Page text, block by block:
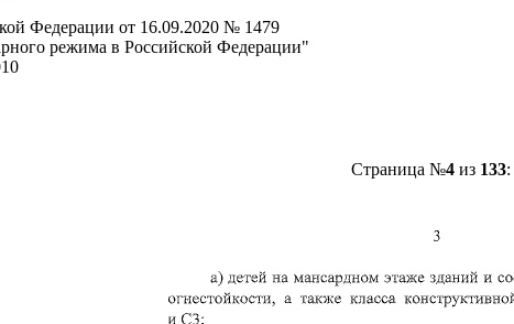
Федерации от 16.09.2020 № 1479
режима в Российской Федерации"
Страница №4из 133: